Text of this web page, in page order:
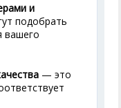
и
подобрать
вашего
— это